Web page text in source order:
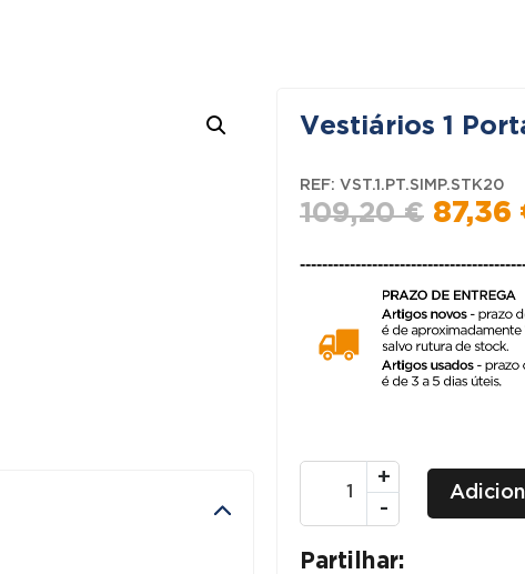
Vestiários 1
REF: VST.1.PT.SIMP.STK20
109,20€ O
era:
87,36
Quantidade
Vestiários
1
+
-
Partilhar: